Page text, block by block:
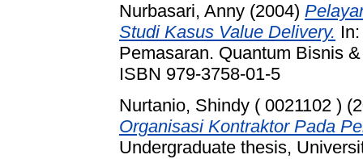
Nurbasari, Anny (2004)
Studi Kasus Value Delivery.
Pemasaran. Quantum Bisnis
ISBN 979-3758-01-5
Nurtanio, Shindy ( 0021102 )
Organisasi Kontraktor Pada
Undergraduate thesis,